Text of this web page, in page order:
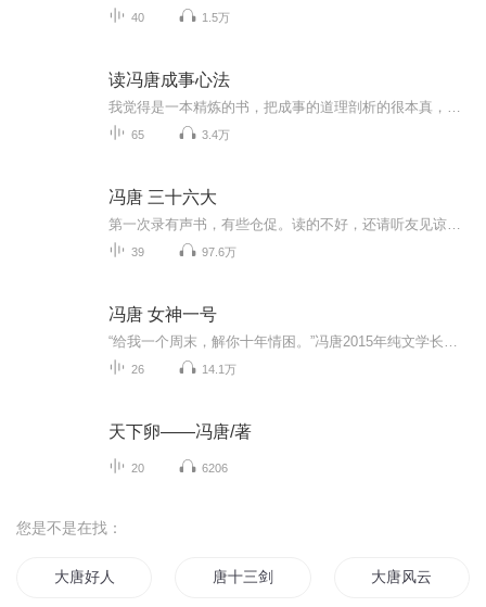
40 1.5万
读冯唐成事心法
65 3.4万
冯唐 三十六大
39 97.6万
冯唐 女神一号
26 14.1万
天下卵——冯唐/著
20 6206
您是不是在找：
大唐好人 唐十三剑 大唐风云